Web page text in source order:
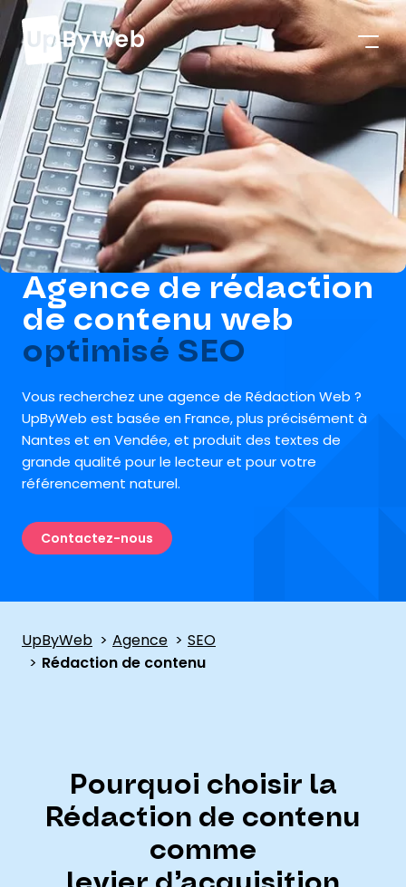
Agence de rédaction
de contenu web
optimisé SEO
Vous recherchez une agence de Rédaction Web ?
UpByWeb est basée en France, plus précisément à
Nantes et en Vendée, et produit des textes de
grande qualité pour le lecteur et pour votre
référencement naturel.
Contactez-nous
UpByWeb Agence
SEO
Rédaction de contenu
Pourquoi choisir la
Rédaction de contenu
comme